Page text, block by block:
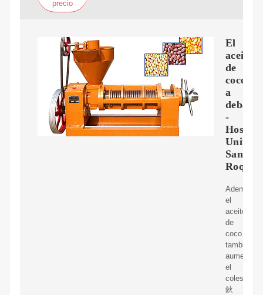
precio
El
aceite
de
coco
a
debate
-
San
Roque
Además,
el
aceite
de
coco
también
aumenta
el
colesterol
鈥